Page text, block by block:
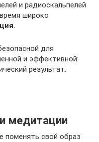
и радиоскальпелей
широко
для
и эффективной:
результат.
медитации
поменять свой образ